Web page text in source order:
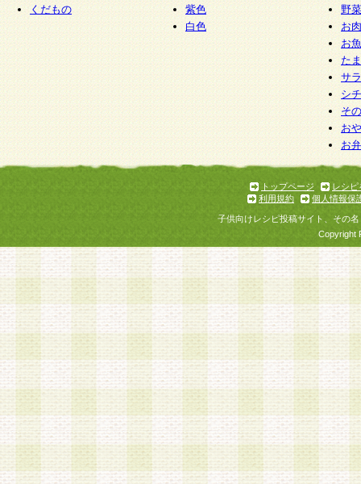
くだもの
紫色
白色
野
お
お
た
サ
シ
そ
お
お
トップページ
レシピ
利用規約
個人情報保
子供向けレシピ投稿サイト、その
Copyright